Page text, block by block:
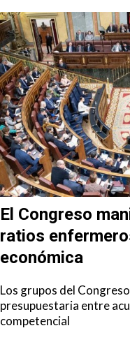
El Congreso
ratios
económica
Los grupos del
presupuestaria entre
competencial